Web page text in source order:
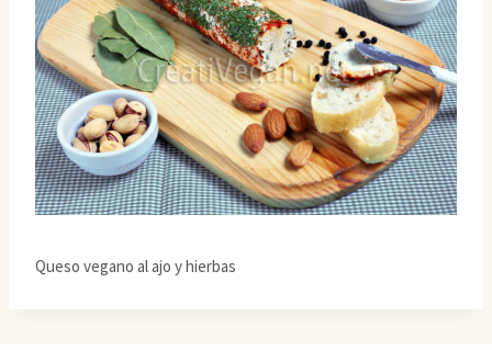
Queso vegano al ajo y hierbas